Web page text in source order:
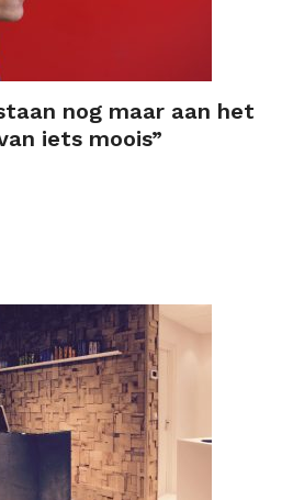
nog maar aan het
iets moois”